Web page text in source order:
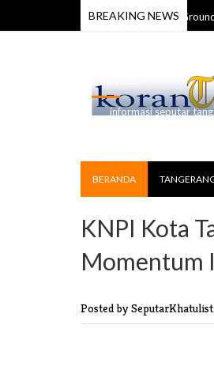
BREAKING NEWS
Taruna Maluku Apresiasi
informasi seputar
BERANDA
KNPI Kota
Momentum
Posted by